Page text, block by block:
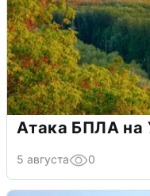
Атака БПЛА на
5 августа 0